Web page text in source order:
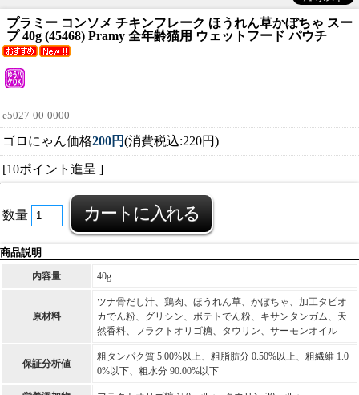
プラミー コンソメ チキンフレーク ほうれん草かぼちゃ スー
プ 40g (45468) Pramy 全年齢猫用 ウェットフード パウチ
e5027-00-0000
ゴロにゃん価格200円(消費税込:220円)
[10ポイント進呈 ]
数量
商品説明
内容量 40g
原材料
ツナ骨だし汁、鶏肉、ほうれん草、かぼちゃ、加工タピオ
カでん粉、グリシン、ポテトでん粉、キサンタンガム、天
然香料、フラクトオリゴ糖、タウリン、サーモンオイル
保証分析値
粗タンパク質 5.00%以上、粗脂肪分 0.50%以上、粗繊維 1.0
0%以下、粗水分 90.00%以下